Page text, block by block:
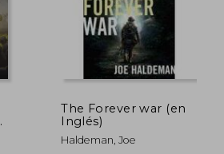
The Forever war (en
Inglés)
Haldeman, Joe